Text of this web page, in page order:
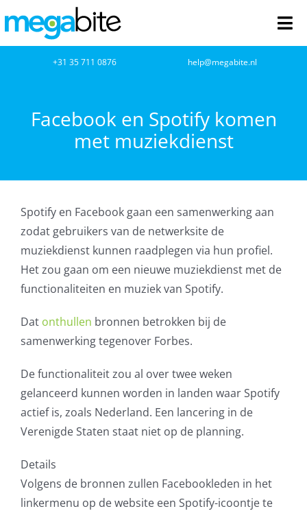
naar
inhoud
Netwerkbeheer
Cloud Computing
VOIP
Microsoft NCE
AVG
Office365
Glasvezelverbindingen
Microsoft software licenties
SLA overeenkomsten
+31 35 711 0876 help@megabite.nl
Facebook en Spotify komen
met muziekdienst
Spotify en Facebook gaan een samenwerking aan
zodat gebruikers van de netwerksite de
muziekdienst kunnen raadplegen via hun profiel.
Het zou gaan om een nieuwe muziekdienst met de
functionaliteiten en muziek van Spotify.
Dat onthullen bronnen betrokken bij de
samenwerking tegenover Forbes.
De functionaliteit zou al over twee weken
gelanceerd kunnen worden in landen waar Spotify
actief is, zoals Nederland. Een lancering in de
Verenigde Staten staat niet op de planning.
Details
Volgens de bronnen zullen Facebookleden in het
linkermenu op de website een Spotify-icoontje te